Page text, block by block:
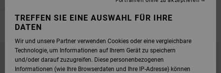
FILTERN & SORTIEREN
DIREKT
FILTERKRITERIEN
ÜBERSPRINGEN
FILTERN
TREFFEN SIE EINE AUSWAHL FÜR IHRE
DATEN
Wir und unsere Partner verwenden Cookies oder eine vergleichbare
Technologie, um Informationen auf Ihrem Gerät zu speichern
und/oder darauf zuzugreifen. Diese personenbezogenen
Informationen (wie Ihre Browserdaten und Ihre IP-Adresse) können